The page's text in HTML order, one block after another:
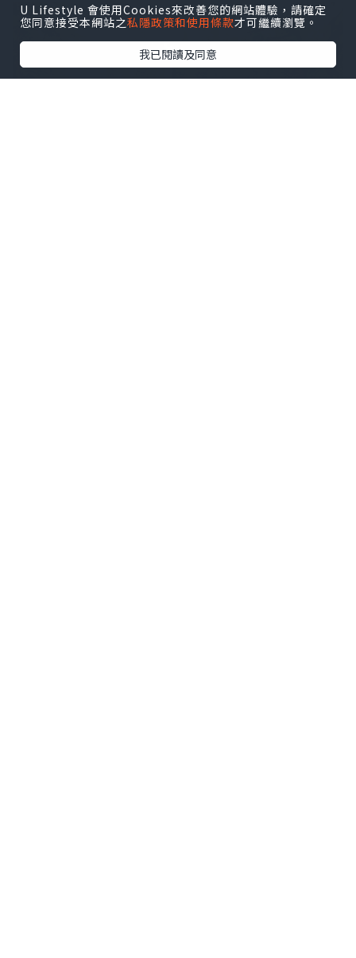
U Lifestyle 會使用Cookies來改善您的網站體驗，請確定
您同意接受本網站之私隱政策和使用條款才可繼續瀏覽。
我已閱讀及同意